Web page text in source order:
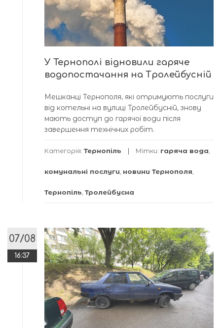
У Тернополі відновили гаряче
водопостачання на Тролейбусній
Мешканці Тернополя, які отримують послуги
від котельні на вулиці Тролейбусній, знову
мають доступ до гарячої води після
завершення технічних робіт.
Категорія: Тернопіль Мітки: гаряча вода
комунальні послуги новини Тернополя
Тернопіль Тролейбусна
07/08
16:37